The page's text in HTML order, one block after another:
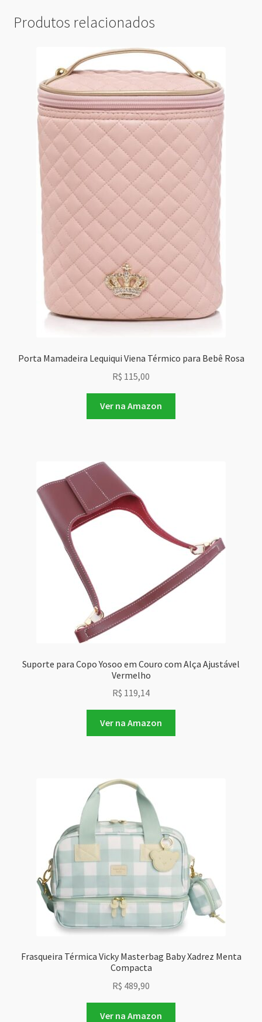
Produtos relacionados
Porta Mamadeira Lequiqui Viena Térmico para Bebê Rosa
R$ 115,00
Ver na Amazon
Suporte para Copo Yosoo em Couro com Alça Ajustável
Vermelho
R$ 119,14
Ver na Amazon
Frasqueira Térmica Vicky Masterbag Baby Xadrez Menta
Compacta
R$ 489,90
Ver na Amazon